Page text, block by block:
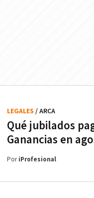
Qué jubilados
Ganancias en
LEGALES / ARCA
PoriProfesional